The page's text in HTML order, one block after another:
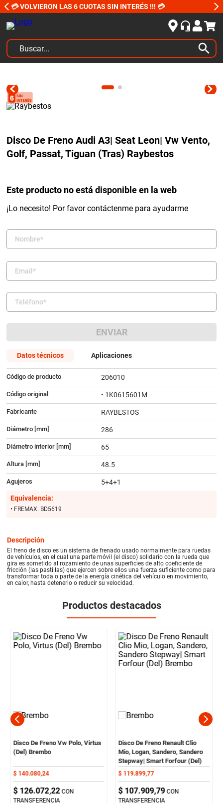
💳 VOLVIERON LAS 6 CUOTAS SIN INTERÉS !!! 💳
Buscar...
Disco De Freno Audi A3| Seat Leon| Vw Vento,
Golf, Passat, Tiguan (Tras) Raybestos
Este producto no está disponible en la web
¡Lo necesito! Por favor contáctenme para ayudarme
ENVIAR
Datos técnicos Aplicaciones
Código de producto 206010
Código original • 1K0615601M
Fabricante RAYBESTOS
Diámetro [mm] 286
Diámetro interior [mm] 65
Altura [mm] 48.5
Agujeros
5+4+1
Equivalencia:
• FREMAX: BD5619
Descripción
El freno de disco es un sistema de frenado usado normalmente para ruedas
de vehículos, en el cual una parte móvil (el disco) solidario con la rueda que
gira es sometido al rozamiento de unas superficies de alto coeficiente de
fricción (las pastillas) que ejercen sobre ellos una fuerza suficiente como para
transformar toda o parte de la energía cinética del vehículo en movimiento,
en calor, hasta detenerlo o reducir su velocidad.
Productos destacados
Disco De Freno Vw Polo, Virtus
(Del) Brembo
$ 140.080,24
$ 126.072,22 CON
TRANSFERENCIA
Disco De Freno Renault Clio
Mio, Logan, Sandero, Sandero
Stepway| Smart Forfour (Del)
Brembo
$ 119.899,77
$ 107.909,79 CON
TRANSFERENCIA
1.
2.
amortiguadores
4.
honda civic
5.
bora
7.
bmw
8.
sprinter
9.
amortiguador